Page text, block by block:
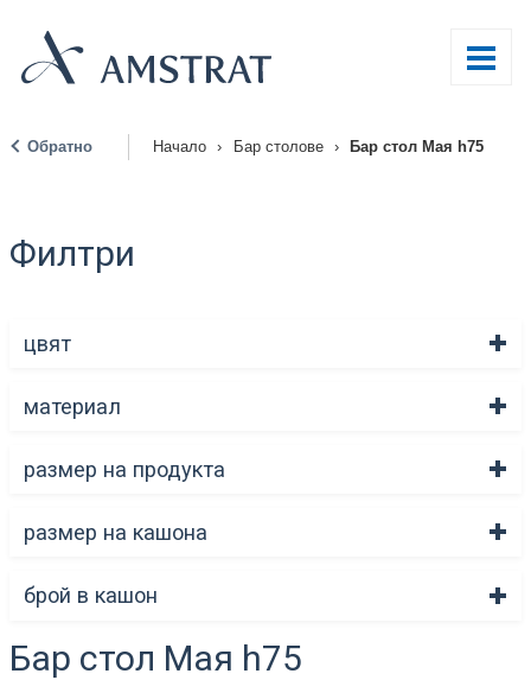
Обратно Начало › Бар столове › Бар стол Мая h75
Филтри
цвят
материал
размер на продукта
размер на кашона
брой в кашон
Бар стол Мая h75